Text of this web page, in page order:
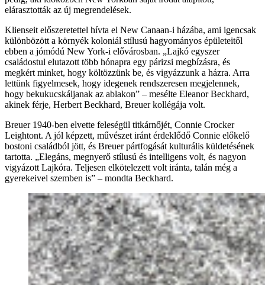
elárasztották az új megrendelések.
Klienseit előszeretettel hívta el New Canaan-i házába, ami igencsak
különbözött a környék koloniál stílusú hagyományos épületeitől
ebben a jómódú New York-i elővárosban. „Lajkó egyszer
családostul elutazott több hónapra egy párizsi megbízásra, és
megkért minket, hogy költözzünk be, és vigyázzunk a házra. Arra
lettünk figyelmesek, hogy idegenek rendszeresen megjelennek,
hogy bekukucskáljanak az ablakon” – mesélte Eleanor Beckhard,
akinek férje, Herbert Beckhard, Breuer kollégája volt.
Breuer 1940-ben elvette feleségül titkárnőjét, Connie Crocker
Leightont. A jól képzett, művészet iránt érdeklődő Connie előkelő
bostoni családból jött, és Breuer pártfogását kulturális küldetésének
tartotta. „Elegáns, megnyerő stílusú és intelligens volt, és nagyon
vigyázott Lajkóra. Teljesen elkötelezett volt iránta, talán még a
gyerekeivel szemben is” – mondta Beckhard.